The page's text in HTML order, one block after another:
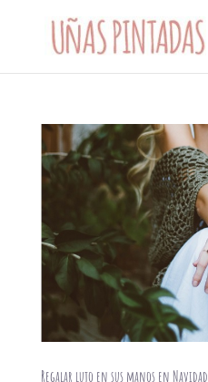
Regalar lujo en sus manos en Navidad